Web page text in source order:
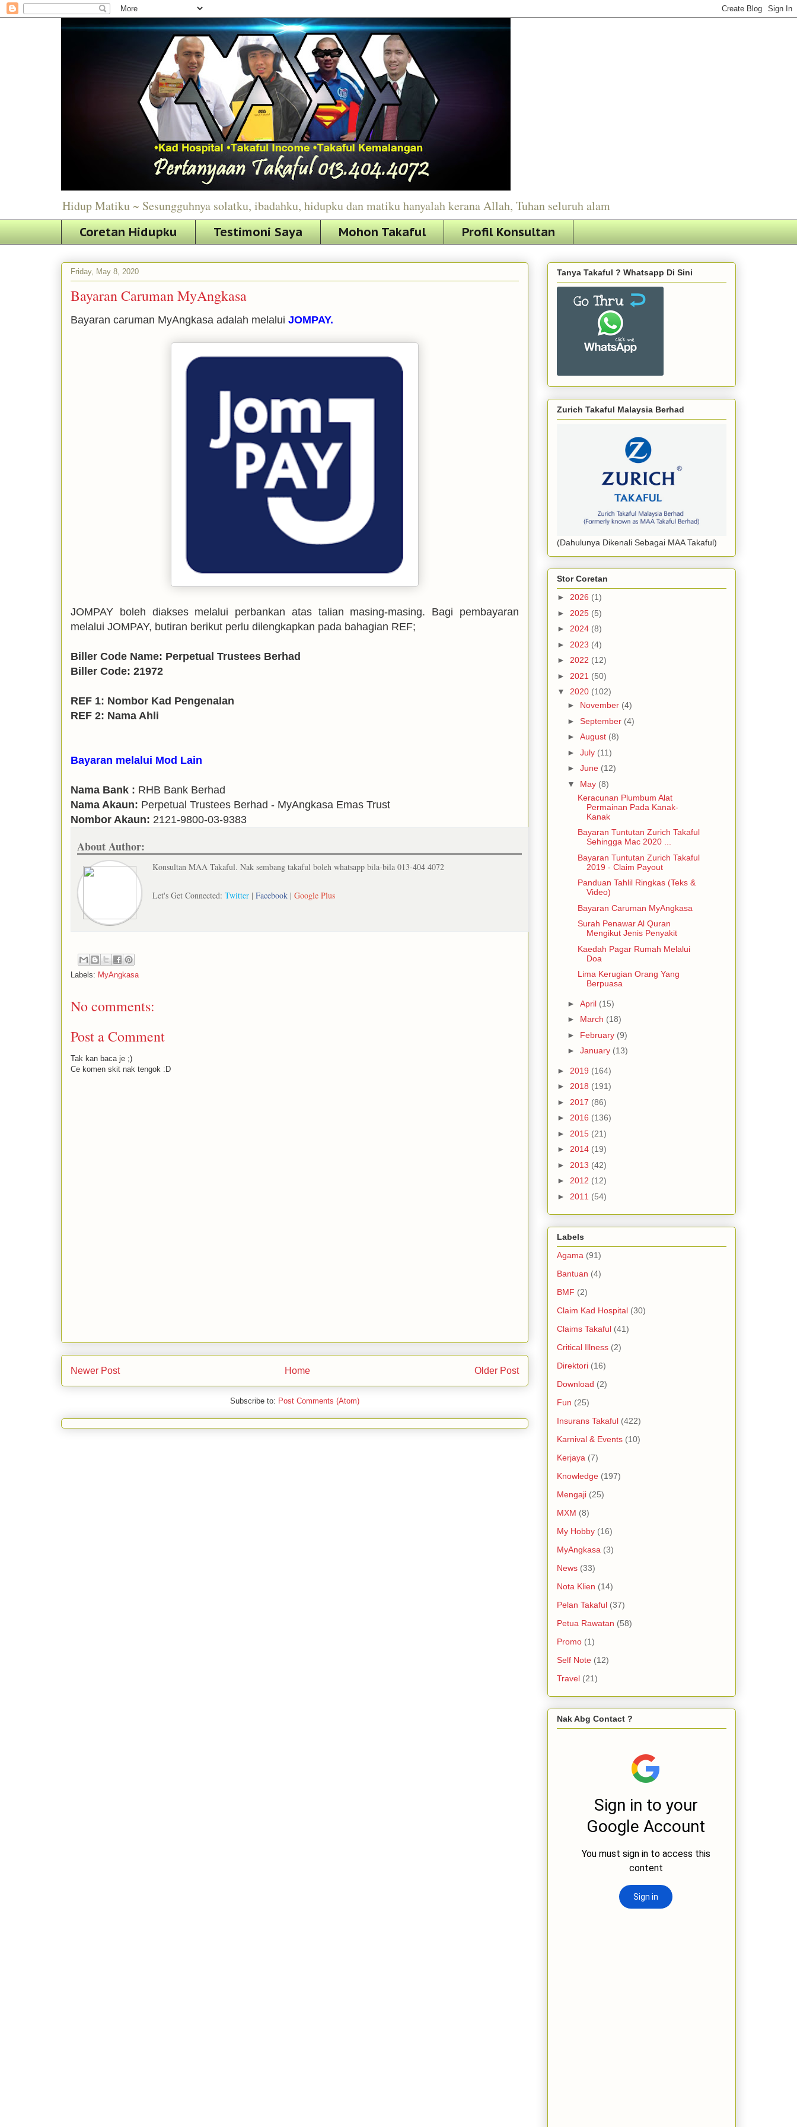
Hidup Matiku ~ Sesungguhnya solatku, ibadahku, hidupku dan matiku hanyalah kerana Allah, Tuhan seluruh alam
Coretan Hidupku Testimoni Saya Mohon Takaful Profil Konsultan
Friday, May 8, 2020
Bayaran Caruman MyAngkasa
Bayaran caruman MyAngkasa adalah melalui JOMPAY.
JOMPAY boleh diakses melalui perbankan atas talian masing-masing. Bagi pembayaran
melalui JOMPAY, butiran berikut perlu dilengkapkan pada bahagian REF;
Biller Code Name: Perpetual Trustees Berhad
Biller Code: 21972
REF 1: Nombor Kad Pengenalan
REF 2: Nama Ahli
Bayaran melalui Mod Lain
Nama Bank : RHB Bank Berhad
Nama Akaun: Perpetual Trustees Berhad - MyAngkasa Emas Trust
Nombor Akaun: 2121-9800-03-9383
About Author:
Konsultan MAA Takaful. Nak sembang takaful boleh whatsapp bila-bila 013-404 4072
Let's Get Connected: Twitter| Facebook| Google Plus
Labels: MyAngkasa
No comments:
Post a Comment
Tak kan baca je ;)
Ce komen skit nak tengok :D
Newer Post Older Post
Home
Subscribe to: Post Comments (Atom)
Tanya Takaful ? Whatsapp Di Sini
Zurich Takaful Malaysia Berhad
(Dahulunya Dikenali Sebagai MAA Takaful)
Stor Coretan
► 2026 (1)
► 2025 (5)
► 2024 (8)
► 2023 (4)
► 2022 (12)
► 2021 (50)
▼ 2020 (102)
► November (4)
► September (4)
► August (8)
► July (11)
► June (12)
▼ May (8)
Keracunan Plumbum Alat
Permainan Pada Kanak-
Kanak
Bayaran Tuntutan Zurich Takaful
Sehingga Mac 2020 ...
Bayaran Tuntutan Zurich Takaful
2019 - Claim Payout
Panduan Tahlil Ringkas (Teks &
Video)
Bayaran Caruman MyAngkasa
Surah Penawar Al Quran
Mengikut Jenis Penyakit
Kaedah Pagar Rumah Melalui
Doa
Lima Kerugian Orang Yang
Berpuasa
► April (15)
► March (18)
► February (9)
► January (13)
► 2019 (164)
► 2018 (191)
► 2017 (86)
► 2016 (136)
► 2015 (21)
► 2014 (19)
► 2013 (42)
► 2012 (12)
► 2011 (54)
Labels
Agama (91)
Bantuan (4)
BMF (2)
Claim Kad Hospital (30)
Claims Takaful (41)
Critical Illness (2)
Direktori (16)
Download (2)
Fun (25)
Insurans Takaful (422)
Karnival & Events (10)
Kerjaya (7)
Knowledge (197)
Mengaji (25)
MXM (8)
My Hobby (16)
MyAngkasa (3)
News (33)
Nota Klien (14)
Pelan Takaful (37)
Petua Rawatan (58)
Promo (1)
Self Note (12)
Travel (21)
Nak Abg Contact ?